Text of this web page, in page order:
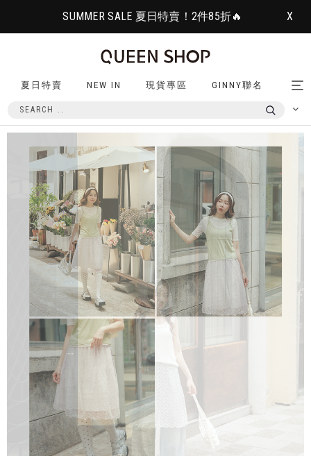
SUMMER SALE 夏日特賣！2件85折🔥 X
夏日特賣 NEW IN 現貨專區 GINNY聯名